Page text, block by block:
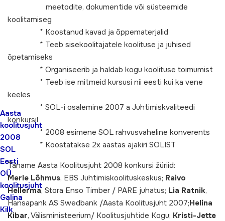
Aasta
koolitusjuht
2008
SOL
Eesti
OÜ
koolitusjuht
Galina
Kilk
meetodite, dokumentide või süsteemide
koolitamiseg
* Koostanud kavad ja õppematerjalid
* Teeb sisekoolitajatele koolituse ja juhised
õpetamiseks
* Organiseerib ja haldab kogu koolituse toimumist
* Teeb ise mitmeid kursusi nii eesti kui ka vene
keeles
* SOL-i osalemine 2007 a Juhtimiskvaliteedi
konkursil
* 2008 esimene SOL rahvusvaheline konverents
* Koostatakse 2x aastas ajakiri SOLIST
Täname Aasta Koolitusjuht 2008 konkursi žüriid:
Merle Lõhmus, EBS Juhtimiskoolituskeskus; Raivo
Hellerma, Stora Enso Timber / PARE juhatus; Lia Ratnik,
Hansapank AS Swedbank /Aasta Koolitusjuht 2007;Helina
Kibar, Välisministeerium/ Koolitusjuhtide Kogu; Kristi-Jette